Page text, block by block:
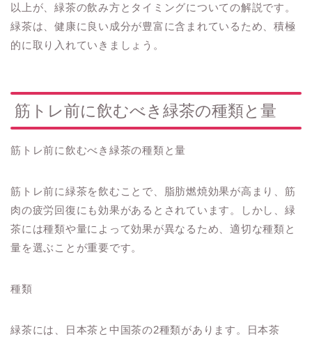
以上が、緑茶の飲み方とタイミングについての解説です。
緑茶は、健康に良い成分が豊富に含まれているため、積極
的に取り入れていきましょう。
筋トレ前に飲むべき緑茶の種類と量
筋トレ前に飲むべき緑茶の種類と量
筋トレ前に緑茶を飲むことで、脂肪燃焼効果が高まり、筋
肉の疲労回復にも効果があるとされています。しかし、緑
茶には種類や量によって効果が異なるため、適切な種類と
量を選ぶことが重要です。
種類
緑茶には、日本茶と中国茶の2種類があります。日本茶